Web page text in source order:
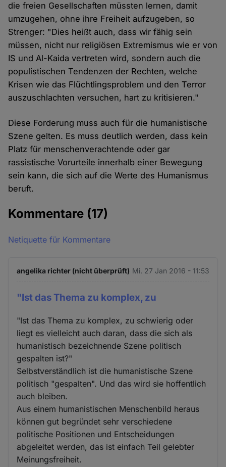
die freien Gesellschaften müssten lernen, damit
umzugehen, ohne ihre Freiheit aufzugeben, so
Strenger: "Dies heißt auch, dass wir fähig sein
müssen, nicht nur religiösen Extremismus wie er von
IS und Al-Kaida vertreten wird, sondern auch die
populistischen Tendenzen der Rechten, welche
Krisen wie das Flüchtlingsproblem und den Terror
auszuschlachten versuchen, hart zu kritisieren."
Diese Forderung muss auch für die humanistische
Szene gelten. Es muss deutlich werden, dass kein
Platz für menschenverachtende oder gar
rassistische Vorurteile innerhalb einer Bewegung
sein kann, die sich auf die Werte des Humanismus
beruft.
Kommentare (17)
Netiquette für Kommentare
angelika richter (nicht überprüft) Mi. 27 Jan 2016 - 11:53
"Ist das Thema zu komplex, zu
"Ist das Thema zu komplex, zu schwierig oder
liegt es vielleicht auch daran, dass die sich als
humanistisch bezeichnende Szene politisch
gespalten ist?"
Selbstverständlich ist die humanistische Szene
politisch "gespalten". Und das wird sie hoffentlich
auch bleiben.
Aus einem humanistischen Menschenbild heraus
können gut begründet sehr verschiedene
politische Positionen und Entscheidungen
abgeleitet werden, das ist einfach Teil gelebter
Meinungsfreiheit.